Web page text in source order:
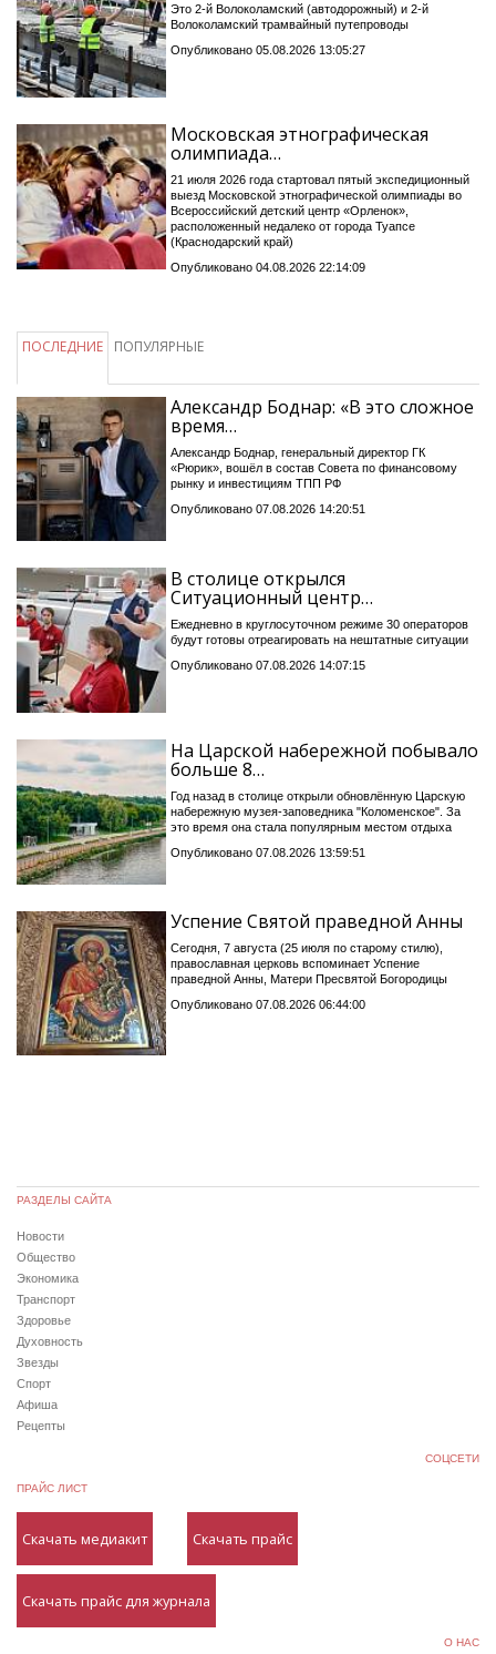
Это 2-й Волоколамский (автодорожный) и 2-й
Волоколамский трамвайный путепроводы
Опубликовано 05.08.2026 13:05:27
Московская этнографическая
олимпиада…
21 июля 2026 года стартовал пятый экспедиционный
выезд Московской этнографической олимпиады во
Всероссийский детский центр «Орленок»,
расположенный недалеко от города Туапсе
(Краснодарский край)
Опубликовано 04.08.2026 22:14:09
ПОСЛЕДНИЕ ПОПУЛЯРНЫЕ
Александр Боднар: «В это сложное
время…
Александр Боднар, генеральный директор ГК
«Рюрик», вошёл в состав Совета по финансовому
рынку и инвестициям ТПП РФ
Опубликовано 07.08.2026 14:20:51
В столице открылся
Ситуационный центр…
Ежедневно в круглосуточном режиме 30 операторов
будут готовы отреагировать на нештатные ситуации
Опубликовано 07.08.2026 14:07:15
На Царской набережной побывало
больше 8…
Год назад в столице открыли обновлённую Царскую
набережную музея-заповедника "Коломенское". За
это время она стала популярным местом отдыха
Опубликовано 07.08.2026 13:59:51
Успение Святой праведной Анны
Сегодня, 7 августа (25 июля по старому стилю),
православная церковь вспоминает Успение
праведной Анны, Матери Пресвятой Богородицы
Опубликовано 07.08.2026 06:44:00
РАЗДЕЛЫ САЙТА
Новости
Общество
Экономика
Транспорт
Здоровье
Духовность
Звезды
Спорт
Афиша
Рецепты
СОЦСЕТИ
ПРАЙС ЛИСТ
Скачать медиакит Скачать прайс
Скачать прайс для журнала
О НАС